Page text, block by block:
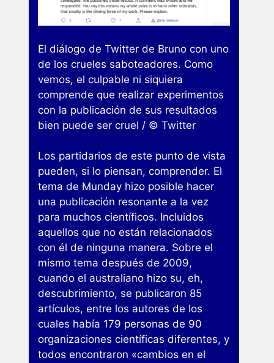
El diálogo de Twitter de Bruno con uno
de los crueles saboteadores. Como
vemos, el culpable ni siquiera
comprende que realizar experimentos
con la publicación de sus resultados
bien puede ser cruel / © Twitter
Los partidarios de este punto de vista
pueden, si lo piensan, comprender. El
tema de Munday hizo posible hacer
una publicación resonante a la vez
para muchos científicos. Incluidos
aquellos que no están relacionados
con él de ninguna manera. Sobre el
mismo tema después de 2009,
cuando el australiano hizo su, eh,
descubrimiento, se publicaron 85
artículos, entre los autores de los
cuales había 179 personas de 90
organizaciones científicas diferentes, y
todos encontraron «cambios en el